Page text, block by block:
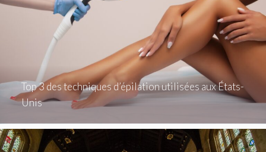
Top 3 des techniques d’épilation utilisées aux États-
Unis